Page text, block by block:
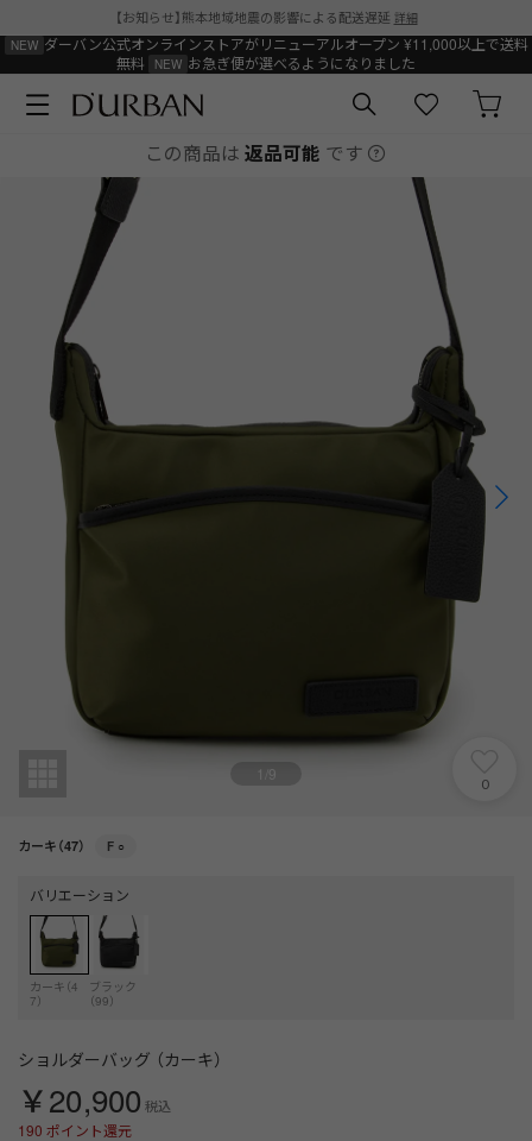
【お知らせ】熊本地域地震の影響による配送遅延 詳細
ダーバン公式オンラインストアがリニューアルオープン ¥11,000以上で送料
無料
お急ぎ便が選べるようになりました
この商品は 返品可能 です
1 9
0
カーキ（47） F ○
バリエーション
カーキ（4
7）
ブラック
（99）
ショルダーバッグ （カーキ）
￥20,900 税込
190 ポイント還元